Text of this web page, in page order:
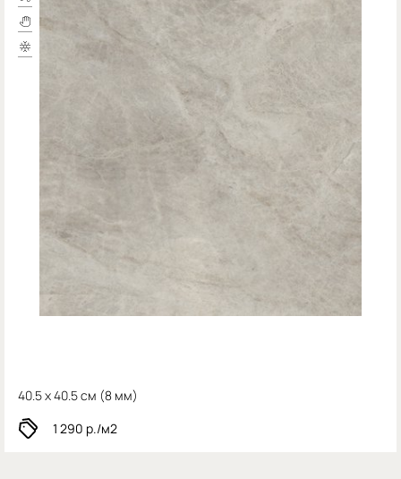
40.5 x 40.5 см (8 мм)
1 290 р./м2